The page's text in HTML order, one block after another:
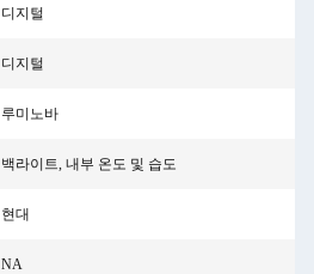
디지털
디지털
루미노바
백라이트, 내부 온도 및 습도
현대
NA